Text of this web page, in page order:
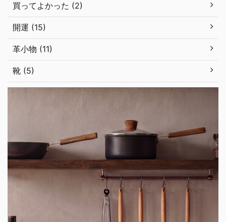
買ってよかった (2)
開運 (15)
革小物 (11)
靴 (5)